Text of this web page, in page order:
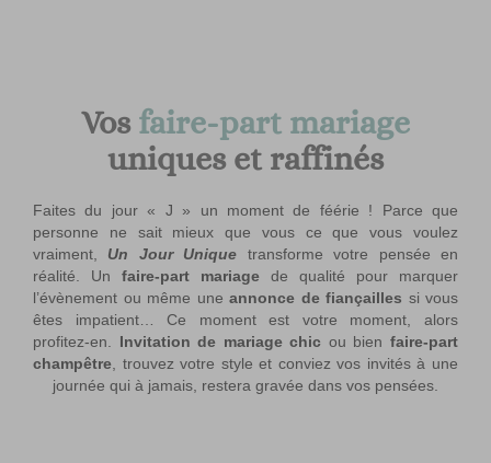
Vos faire-part mariage
uniques et raffinés
Faites du jour « J » un moment de féérie ! Parce que
personne ne sait mieux que vous ce que vous voulez
vraiment, Un Jour Unique transforme votre pensée en
réalité. Un faire-part mariage de qualité pour marquer
l’évènement ou même une annonce de fiançailles si vous
êtes impatient… Ce moment est votre moment, alors
profitez-en. Invitation de mariage chic ou bienfaire-part
champêtre , trouvez votre style et conviez vos invités à une
journée qui à jamais, restera gravée dans vos pensées.